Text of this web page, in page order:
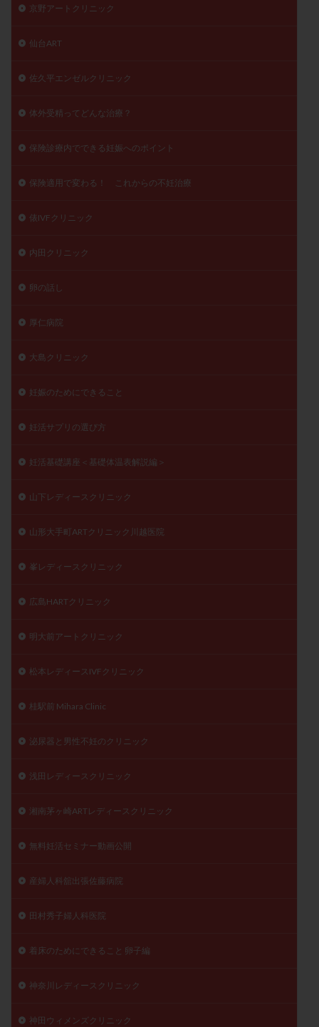
京野アートクリニック
仙台ART
佐久平エンゼルクリニック
体外受精ってどんな治療？
保険診療内でできる妊娠へのポイント
保険適用で変わる！ これからの不妊治療
俵IVFクリニック
内田クリニック
卵の話し
厚仁病院
大島クリニック
妊娠のためにできること
妊活サプリの選び方
妊活基礎講座＜基礎体温表解説編＞
山下レディースクリニック
山形大手町ARTクリニック川越医院
峯レディースクリニック
広島HARTクリニック
明大前アートクリニック
松本レディースIVFクリニック
桂駅前 Mihara Clinic
泌尿器と男性不妊のクリニック
浅田レディースクリニック
湘南茅ヶ崎ARTレディースクリニック
無料妊活セミナー動画公開
産婦人科舘出張佐藤病院
田村秀子婦人科医院
着床のためにできること 卵子編
神奈川レディースクリニック
神田ウィメンズクリニック